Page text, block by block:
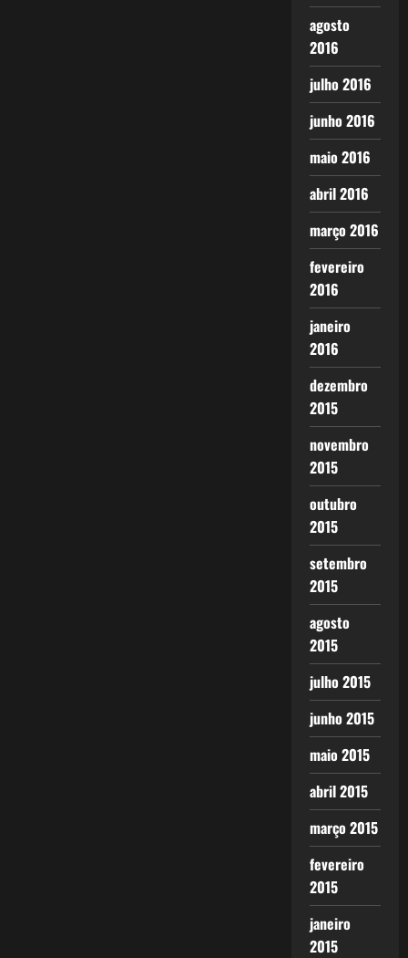
agosto
2016
julho 2016
junho 2016
maio 2016
abril 2016
março 2016
fevereiro
2016
janeiro
2016
dezembro
2015
novembro
2015
outubro
2015
setembro
2015
agosto
2015
julho 2015
junho 2015
maio 2015
abril 2015
março 2015
fevereiro
2015
janeiro
2015